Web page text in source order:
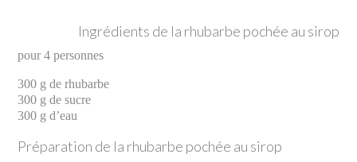
Ingrédients de la rhubarbe pochée au sirop
pour 4 personnes
300 g de rhubarbe
300 g de sucre
300 g d’eau
Préparation de la rhubarbe pochée au sirop